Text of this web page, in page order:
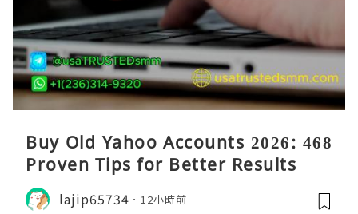
Buy Old Yahoo Accounts 2026: 468
Proven Tips for Better Results
lajip65734 12小時前